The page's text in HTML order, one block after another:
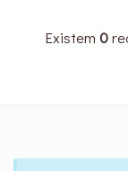
Existem 0